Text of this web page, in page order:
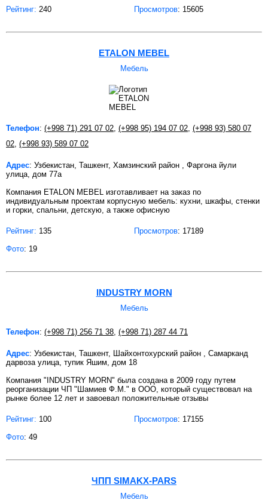
Рейтинг: 240 Просмотров: 15605
ETALON MEBEL
Мебель
Телефон: (+998 71) 291 07 02, (+998 95) 194 07 02, (+998 93) 580 07
02, (+998 93) 589 07 02
Адрес: Узбекистан, Ташкент, Хамзинский район , Фаргона йули
улица, дом 77а
Компания ETALON MEBEL изготавливает на заказ по
индивидуальным проектам корпусную мебель: кухни, шкафы, стенки
и горки, спальни, детскую, а также офисную
Рейтинг: 135 Просмотров: 17189
Фото: 19
INDUSTRY MORN
Мебель
Телефон: (+998 71) 256 71 38, (+998 71) 287 44 71
Адрес: Узбекистан, Ташкент, Шайхонтохурский район , Самарканд
дарвоза улица, тупик Яшим, дом 18
Компания "INDUSTRY MORN" была создана в 2009 году путем
реорганизации ЧП "Шамиев Ф.М." в ООО, который существовал на
рынке более 12 лет и завоевал положительные отзывы
Рейтинг: 100 Просмотров: 17155
Фото: 49
ЧПП SIMAKX-PARS
Мебель